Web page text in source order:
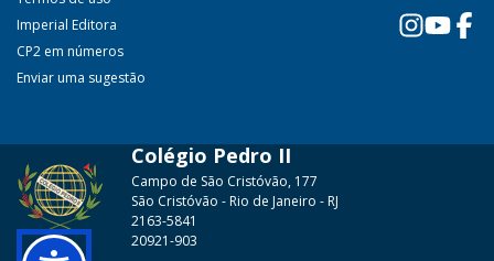
Imperial Editora
CP2 em números
Enviar uma sugestão
Colégio Pedro II
Campo de São Cristóvão, 177
São Cristóvão - Rio de Janeiro - RJ
2163-5841
20921-903